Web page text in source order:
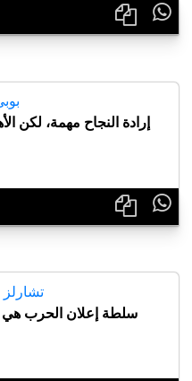

إرادة النجاح مهمة، لكن

تشارلز
سلطة إعلان الحرب هي